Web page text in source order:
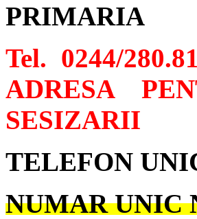
PRIMARIA
Tel. 0244/
ADRESA
SESIZARII
TELEFON
NUMAR UNIC